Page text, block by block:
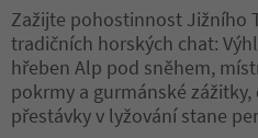
Zažijte pohostinnost Jižního
tradičních horských chat:
hřeben Alp pod sněhem,
pokrmy a gurmánské
přestávky v lyžování stane